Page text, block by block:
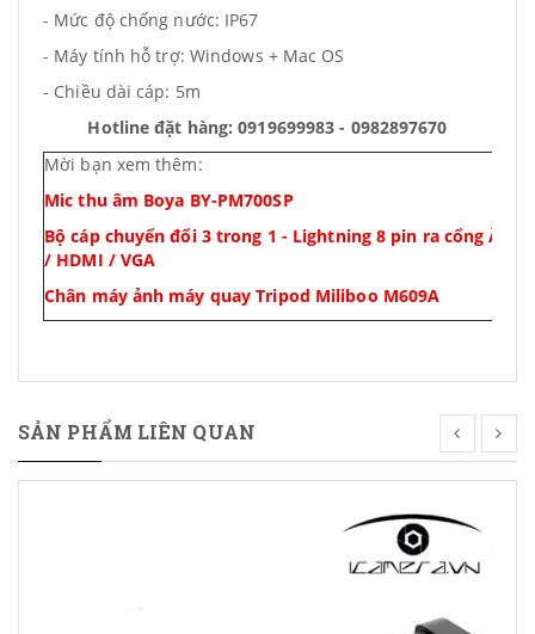
- Mức độ chống nước: IP67
- Máy tính hỗ trợ: Windows + Mac OS
- Chiều dài cáp: 5m
Hotline đặt hàng: 0919699983 - 0982897670
Mời bạn xem thêm:
Mic thu âm Boya BY-PM700SP
Bộ cáp chuyển đổi 3 trong 1 - Lightning 8 pin ra cổng Âm
/ HDMI / VGA
Chân máy ảnh máy quay Tripod Miliboo M609A
SẢN PHẨM LIÊN QUAN